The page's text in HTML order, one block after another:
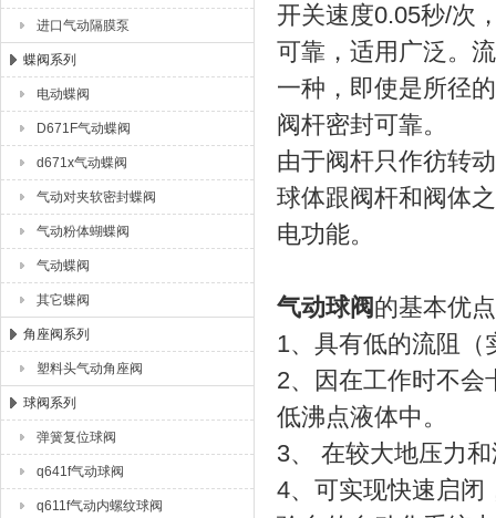
进口气动隔膜泵
蝶阀系列
电动蝶阀
D671F气动蝶阀
d671x气动蝶阀
气动对夹软密封蝶阀
气动粉体蝴蝶阀
气动蝶阀
其它蝶阀
角座阀系列
塑料头气动角座阀
球阀系列
弹簧复位球阀
q641f气动球阀
q611f气动内螺纹球阀
开关速度0.05秒/次
可靠，适用广泛。
一种，即使是所径
阀杆密封可靠。
由于阀杆只作彷转
球体跟阀杆和阀体
电功能。
气动球阀的基本优点
1、具有低的流阻（
2、因在工作时不会
低沸点液体中。
3、 在较大地压力
4、可实现快速启闭